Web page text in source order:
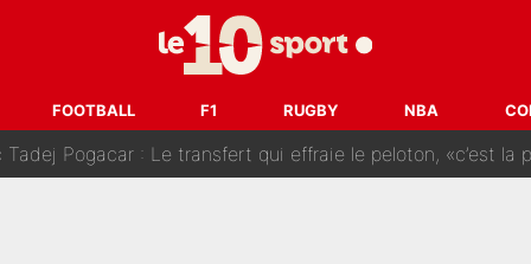
FOOTBALL F1 RUGBY NBA
: Les coulisses de la décision de Lucas Chevalier pour
sur CNews, un ancien journaliste de France Télévisions relance la
Tadej Pogacar : Le transfert qui effraie le peloton, «c’est la